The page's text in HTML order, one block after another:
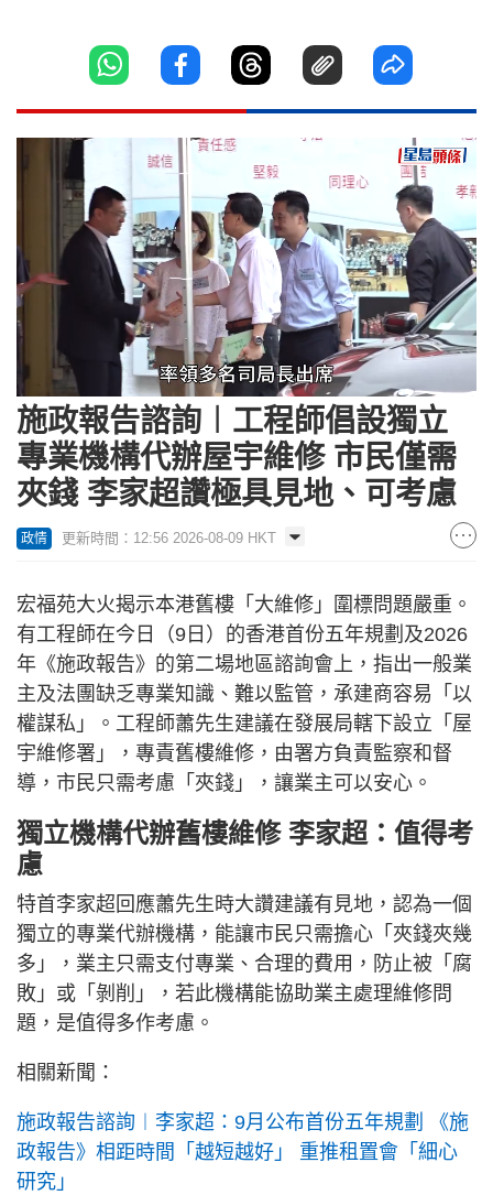
Unmute Loaded:
19.42%
施政報告諮詢︱工程師倡設獨立
專業機構代辦屋宇維修 市民僅需
夾錢 李家超讚極具見地、可考慮
政情 更新時間：12:56 2026-08-09 HKT
宏福苑大火揭示本港舊樓「大維修」圍標問題嚴重。
有工程師在今日（9日）的香港首份五年規劃及2026
年《施政報告》的第二場地區諮詢會上，指出一般業
主及法團缺乏專業知識、難以監管，承建商容易「以
權謀私」。工程師蕭先生建議在發展局轄下設立「屋
宇維修署」，專責舊樓維修，由署方負責監察和督
導，市民只需考慮「夾錢」，讓業主可以安心。
獨立機構代辦舊樓維修 李家超：值得考
慮
特首李家超回應蕭先生時大讚建議有見地，認為一個
獨立的專業代辦機構，能讓市民只需擔心「夾錢夾幾
多」，業主只需支付專業、合理的費用，防止被「腐
敗」或「剝削」，若此機構能協助業主處理維修問
題，是值得多作考慮。
相關新聞：
施政報告諮詢︱李家超：9月公布首份五年規劃 《施
政報告》相距時間「越短越好」 重推租置會「細心
研究」